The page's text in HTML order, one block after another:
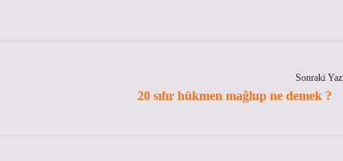
Sonraki
20 sıfır hükmen mağlup ne demek ?